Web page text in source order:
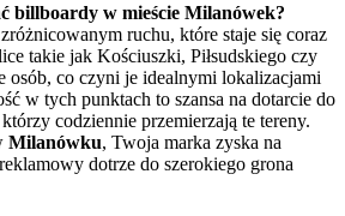
billboardy w mieście Milanówek?
ruchu, które staje się coraz
takie jak Kościuszki, Piłsudskiego czy
osób, co czyni je idealnymi lokalizacjami
w tych punktach to szansa na dotarcie do
codziennie przemierzają te tereny.
Milanówku, Twoja marka zyska na
dotrze do szerokiego grona